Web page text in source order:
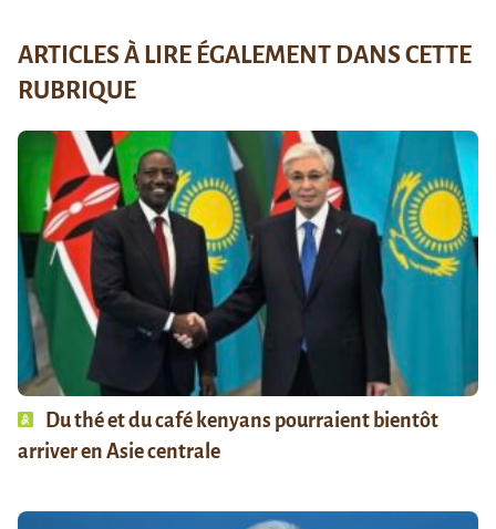
ARTICLES À LIRE ÉGALEMENT DANS CETTE
RUBRIQUE
Du thé et du café kenyans pourraient bientôt
arriver en Asie centrale